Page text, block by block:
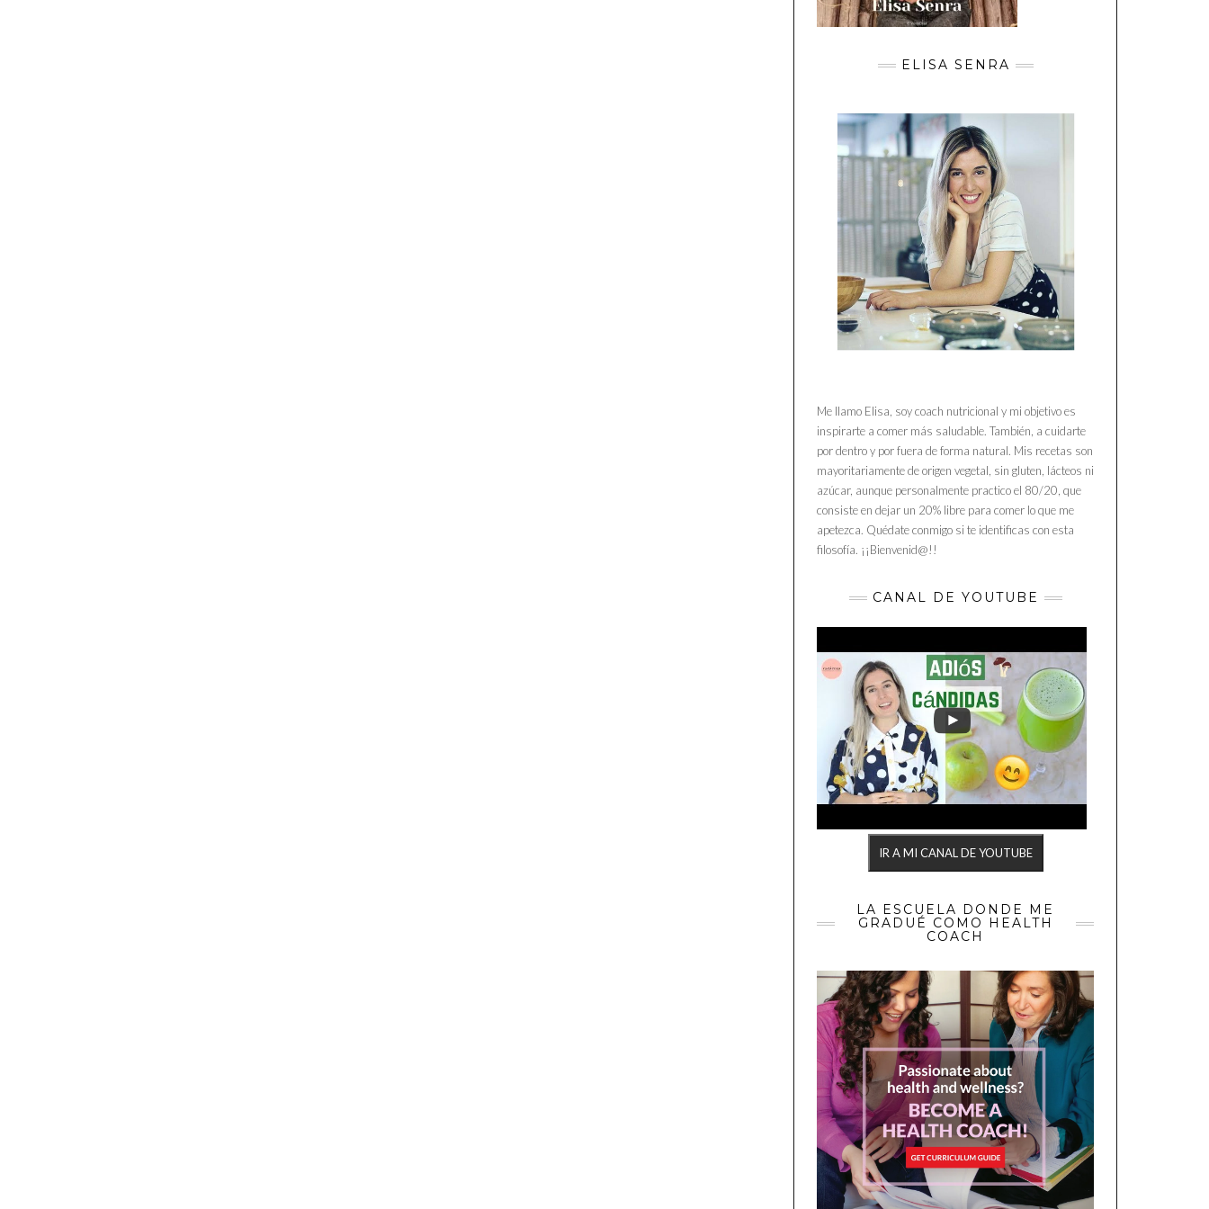
ELISA SENRA
Me llamo Elisa, soy coach nutricional y mi objetivo es
inspirarte a comer más saludable. También, a cuidarte
por dentro y por fuera de forma natural. Mis recetas son
mayoritariamente de origen vegetal, sin gluten, lácteos ni
azúcar, aunque personalmente practico el 80/20, que
consiste en dejar un 20% libre para comer lo que me
apetezca. Quédate conmigo si te identificas con esta
filosofía. ¡¡Bienvenid@!!
CANAL DE YOUTUBE
IR A MI CANAL DE YOUTUBE
LA ESCUELA DONDE ME
GRADUÉ COMO HEALTH
COACH